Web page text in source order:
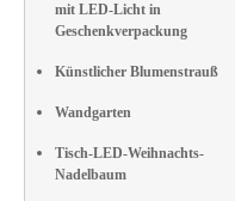
mit LED-Licht in
Geschenkverpackung
Künstlicher Blumenstrauß
Wandgarten
Tisch-LED-Weihnachts-
Nadelbaum